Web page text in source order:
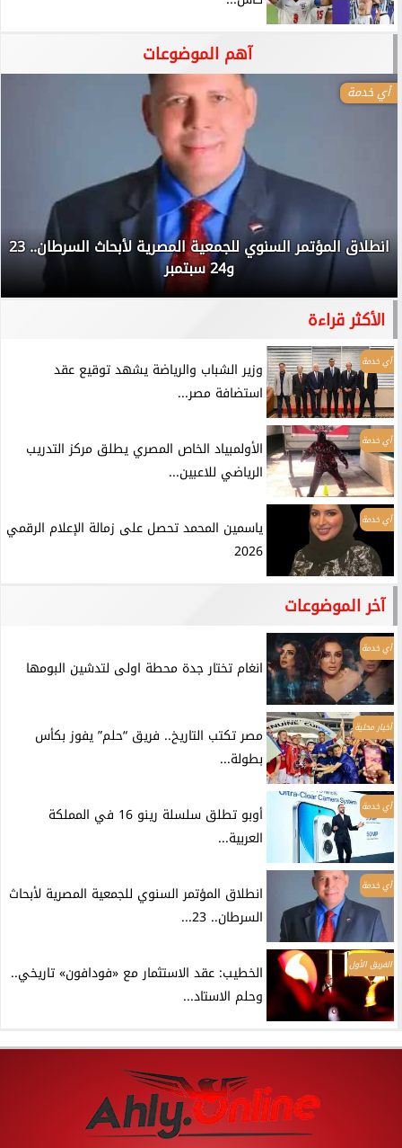
آهم الموضوعات
أي خدمة
انطلاق المؤتمر السنوي للجمعية المصرية لأبحاث السرطان.. 23
و24 سبتمبر
الأكثر قراءة
أي خدمة
وزير الشباب والرياضة يشهد توقيع عقد
استضافة مصر...
أي خدمة
الأولمبياد الخاص المصري يطلق مركز التدريب
الرياضي للاعبين...
أي خدمة
ياسمين المحمد تحصل على زمالة الإعلام الرقمي
2026
آخر الموضوعات
أي خدمة
انغام تختار جدة محطة اولى لتدشين البومها
أخبار محلية
مصر تكتب التاريخ.. فريق “حلم” يفوز بكأس
بطولة...
أي خدمة
أوبو تطلق سلسلة رينو 16 في المملكة
العربية...
أي خدمة
انطلاق المؤتمر السنوي للجمعية المصرية لأبحاث
السرطان.. 23...
الفريق الأول
الخطيب: عقد الاستثمار مع «فودافون» تاريخي..
وحلم الاستاد...